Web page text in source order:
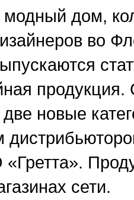
модный дом,
во
новые
сети.